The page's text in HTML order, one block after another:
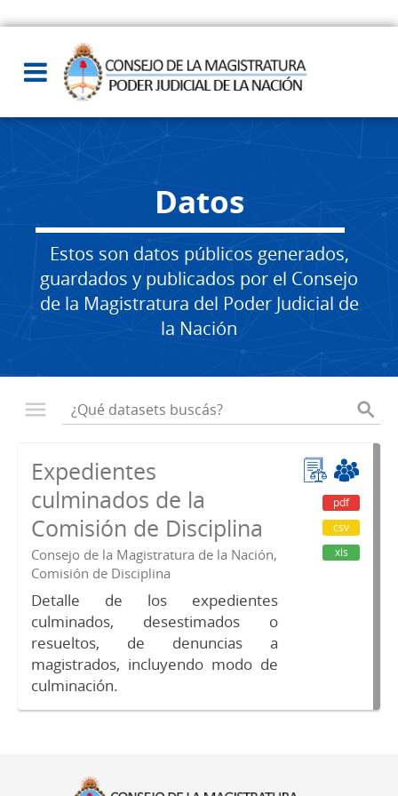
Datos
Estos son datos públicos generados,
guardados y publicados por el Consejo
de la Magistratura del Poder Judicial de
la Nación
Expedientes
culminados de la
Comisión de Disciplina
Consejo de la Magistratura de la Nación,
Comisión de Disciplina
Detalle de los expedientes
culminados, desestimados o
resueltos, de denuncias a
magistrados, incluyendo modo de
culminación.
pdf
csv
xls